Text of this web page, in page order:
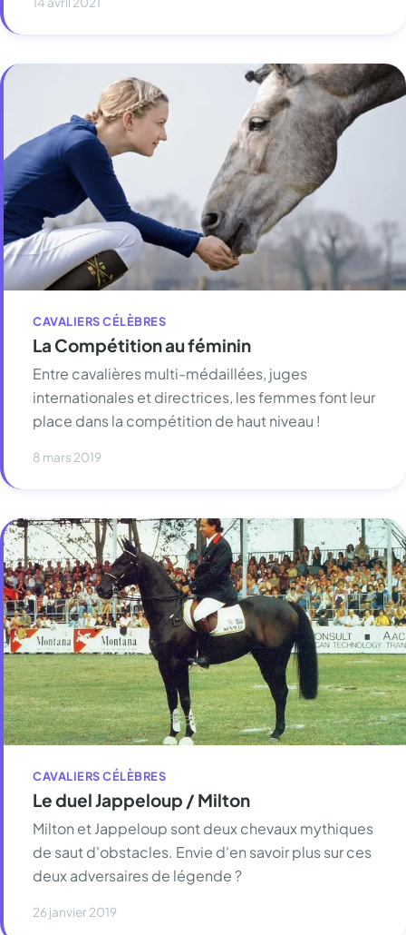
CAVALIERS CÉLÈBRES
La Compétition au féminin
Entre cavalières multi-médaillées, juges
internationales et directrices, les femmes font leur
place dans la compétition de haut niveau !
8 mars 2019
CAVALIERS CÉLÈBRES
Le duel Jappeloup / Milton
Milton et Jappeloup sont deux chevaux mythiques
de saut d'obstacles. Envie d'en savoir plus sur ces
deux adversaires de légende ?
26 janvier 2019